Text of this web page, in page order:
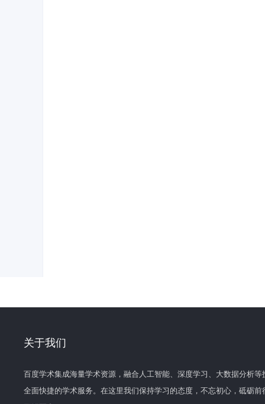
关于我们
百度学术集成海量学术资源，融合人工智能、深度学习、大数据分析
全面快捷的学术服务。在这里我们保持学习的态度，不忘初心，砥砺前